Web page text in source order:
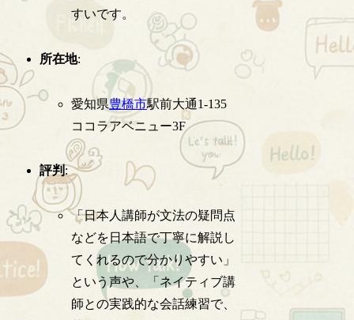
すいです。
所在地:
愛知県豊橋市駅前大通1-135
ココラアベニュー3F
評判:
「日本人講師が文法の疑問点
などを日本語で丁寧に解説し
てくれるので分かりやすい」
という声や、「ネイティブ講
師との実践的な会話練習で、